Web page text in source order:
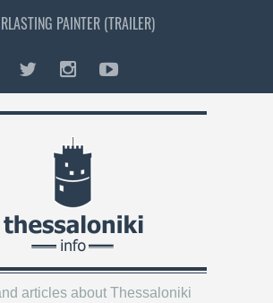
PAINTER (TRAILER)
articles about Thessaloniki